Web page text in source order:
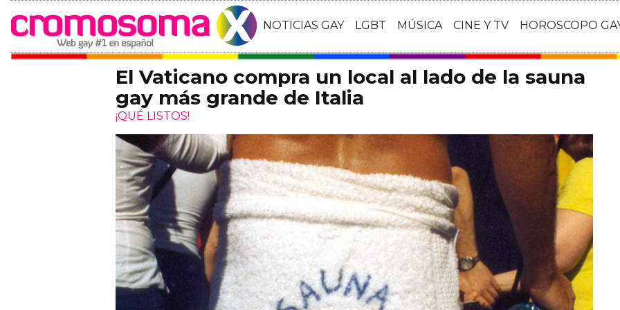
NOTICIAS GAY LGBT MÚSICA CINE Y TV HOROSCOPO
El Vaticano compra un local al lado de la sauna
gay más grande de Italia
¡QUÉ LISTOS!